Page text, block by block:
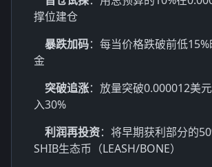
撑位建仓
暴跌加码：每当价格跌破前低
金
突破追涨：放量突破0.000012美
入30%
利润再投资：将早期获利部分的
SHIB生态币（LEASH/BONE）